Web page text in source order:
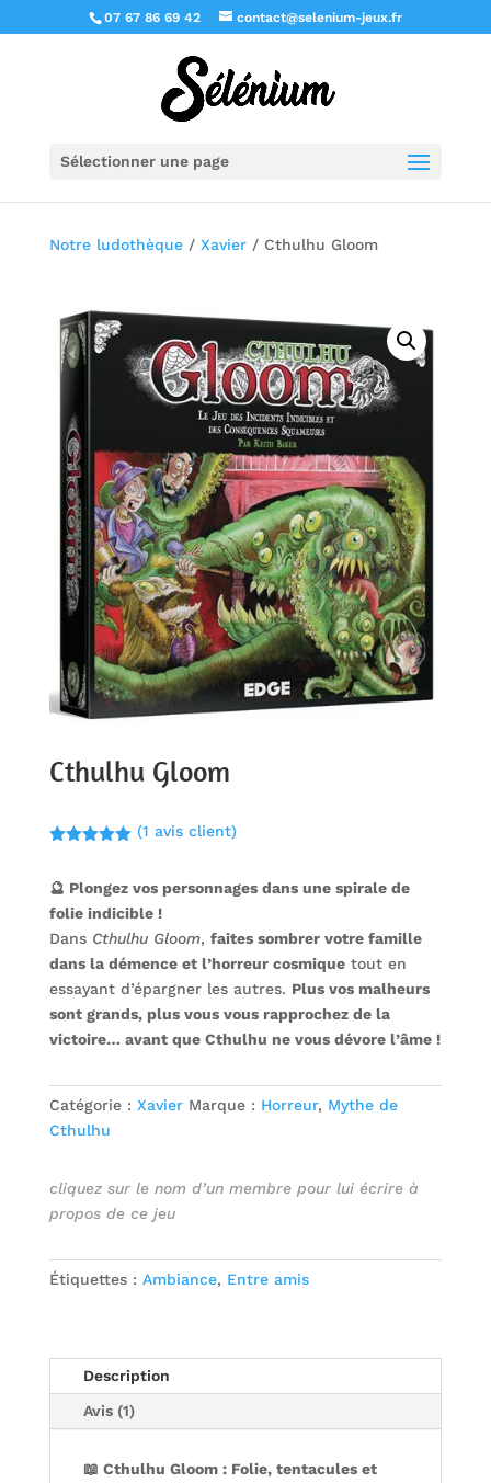
07 67 86 69 42 contact@selenium-jeux.fr
Sélectionner une page
Notre ludothèque/ Xavier/ Cthulhu Gloom
Cthulhu Gloom
basé sur
client
(1 avis client)
🔮 Plongez vos personnages dans une spirale de
folie indicible !
Dans Cthulhu Gloom, faites sombrer votre famille
dans la démence et l’horreur cosmiquetout en
essayant d’épargner les autres. Plus vos malheurs
sont grands, plus vous vous rapprochez de la
victoire… avant que Cthulhu ne vous dévore l’âme !
Catégorie : Xavier Marque : Horreur, Mythe de
Cthulhu
cliquez sur le nom d’un membre pour lui écrire à
propos de ce jeu
Étiquettes : Ambiance, Entre amis
Description
Avis (1)
📖 Cthulhu Gloom : Folie, tentacules et